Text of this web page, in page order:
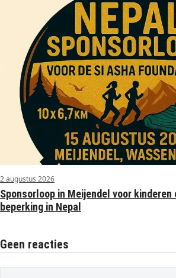
2 augustus 2026
Sponsorloop in Meijendel voor kinderen
beperking in Nepal
Geen reacties